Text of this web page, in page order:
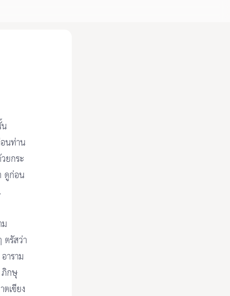
นท่าน
ยกระ
ดูก่อน
รัสว่า
าราม
กษุ
เขียง